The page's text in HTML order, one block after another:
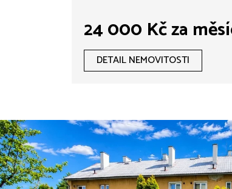
24 000 Kč za
DETAIL NEMOVITOSTI